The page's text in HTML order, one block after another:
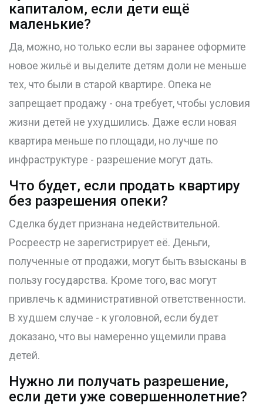
капиталом, если дети ещё
маленькие?
Да, можно, но только если вы заранее оформите
новое жильё и выделите детям доли не меньше
тех, что были в старой квартире. Опека не
запрещает продажу - она требует, чтобы условия
жизни детей не ухудшились. Даже если новая
квартира меньше по площади, но лучше по
инфраструктуре - разрешение могут дать.
Что будет, если продать квартиру
без разрешения опеки?
Сделка будет признана недействительной.
Росреестр не зарегистрирует её. Деньги,
полученные от продажи, могут быть взысканы в
пользу государства. Кроме того, вас могут
привлечь к административной ответственности.
В худшем случае - к уголовной, если будет
доказано, что вы намеренно ущемили права
детей.
Нужно ли получать разрешение,
если дети уже совершеннолетние?